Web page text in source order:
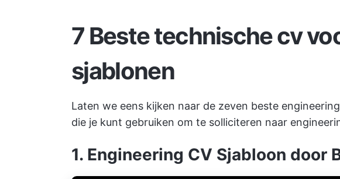
7 Beste technische cv
sjablonen
Laten we eens kijken naar de zeven beste
die je kunt gebruiken om te solliciteren naar
1. Engineering CV Sjabloon door